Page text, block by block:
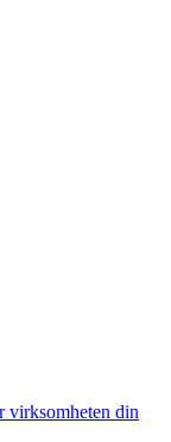
virksomheten din